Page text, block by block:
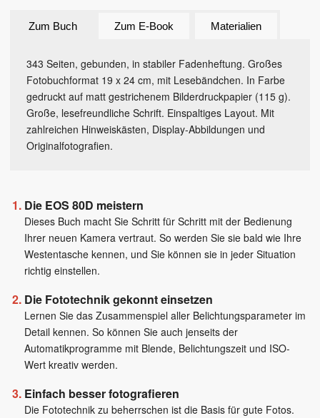
Zum Buch Zum E-Book Materialien
343 Seiten, gebunden, in stabiler Fadenheftung. Großes
Fotobuchformat 19 x 24 cm, mit Lesebändchen. In Farbe
gedruckt auf matt gestrichenem Bilderdruckpapier (115 g).
Große, lesefreundliche Schrift. Einspaltiges Layout. Mit
zahlreichen Hinweiskästen, Display-Abbildungen und
Originalfotografien.
Die EOS 80D meistern
Dieses Buch macht Sie Schritt für Schritt mit der Bedienung
Ihrer neuen Kamera vertraut. So werden Sie sie bald wie Ihre
Westentasche kennen, und Sie können sie in jeder Situation
richtig einstellen.
Die Fototechnik gekonnt einsetzen
Lernen Sie das Zusammenspiel aller Belichtungsparameter im
Detail kennen. So können Sie auch jenseits der
Automatikprogramme mit Blende, Belichtungszeit und ISO-
Wert kreativ werden.
Einfach besser fotografieren
Die Fototechnik zu beherrschen ist die Basis für gute Fotos.